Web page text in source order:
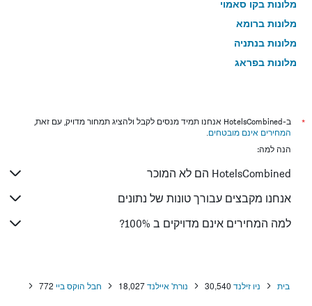
מלונות בקו סאמוי
מלונות ברומא
מלונות בנתניה
מלונות בפראג
מלונות בניו יורק
מלונות בבנגקוק
מלונות בבוקרשט
מלונות בפאפוס
מלונות בלימסול
*
ב-HotelsCombined אנחנו תמיד מנסים לקבל ולהציג תמחור מדויק, עם זאת,
המחירים אינם מובטחים.
הנה למה:
HotelsCombined הם לא המוכר
אנחנו מקבצים עבורך טונות של נתונים
למה המחירים אינם מדויקים ב 100%?
בית ניו זילנד 30,540 נורת' איילנד18,027 חבל הוקס ביי 772